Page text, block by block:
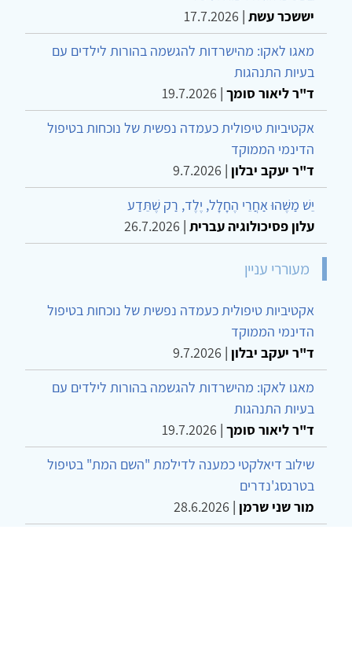
יששכר עשת |
17.7.2026
מאגו לאקו: מהישרדות להגשמה בהורות לילדים עם
בעיות התנהגות
ד"ר ליאור סומך |
19.7.2026
אקטיביות טיפולית כעמדה נפשית של נוכחות בטיפול
הדינמי הממוקד
ד"ר יעקב יבלון |
9.7.2026
יֵשׁ מַשֶּׁהוּ אַחֲרֵי הֶחָלָל, יֶלֶד, רַק שֶׁתֵּדַע
עלון פסיכולוגיה עברית |
26.7.2026
מעוררי עניין
אקטיביות טיפולית כעמדה נפשית של נוכחות בטיפול
הדינמי הממוקד
ד"ר יעקב יבלון |
9.7.2026
מאגו לאקו: מהישרדות להגשמה בהורות לילדים עם
בעיות התנהגות
ד"ר ליאור סומך |
19.7.2026
שילוב דיאלקטי כמענה לדילמת "השם המת" בטיפול
בטרנסג'נדרים
מור שני שרמן |
28.6.2026